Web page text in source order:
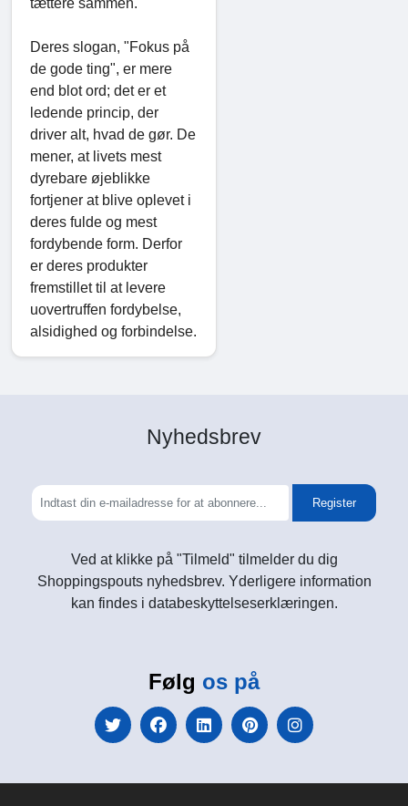
tættere sammen.
Deres slogan, "Fokus på
de gode ting", er mere
end blot ord; det er et
ledende princip, der
driver alt, hvad de gør. De
mener, at livets mest
dyrebare øjeblikke
fortjener at blive oplevet i
deres fulde og mest
fordybende form. Derfor
er deres produkter
fremstillet til at levere
uovertruffen fordybelse,
alsidighed og forbindelse.
Nyhedsbrev
Register
Ved at klikke på "Tilmeld" tilmelder du dig
Shoppingspouts nyhedsbrev. Yderligere information
kan findes i databeskyttelseserklæringen.
Følg os på